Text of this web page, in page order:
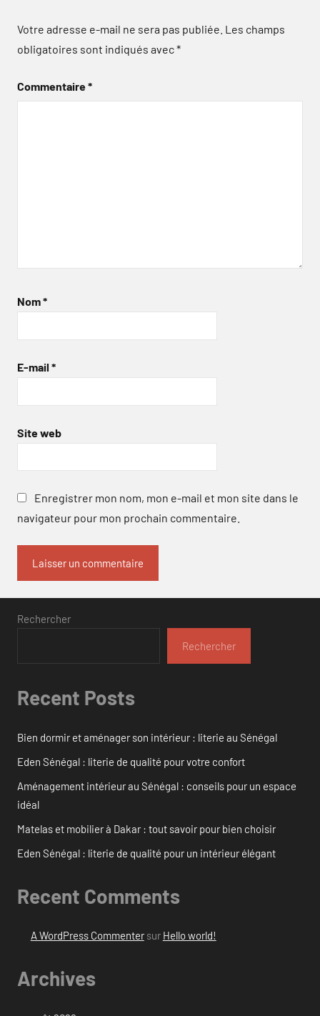
Votre adresse e-mail ne sera pas publiée. Les champs
obligatoires sont indiqués avec*
Commentaire*
Nom*
E-mail *
Site web
Enregistrer mon nom, mon e-mail et mon site dans le
navigateur pour mon prochain commentaire.
Rechercher
Rechercher
Recent Posts
Bien dormir et aménager son intérieur : literie au Sénégal
Eden Sénégal : literie de qualité pour votre confort
Aménagement intérieur au Sénégal : conseils pour un espace
idéal
Matelas et mobilier à Dakar : tout savoir pour bien choisir
Eden Sénégal : literie de qualité pour un intérieur élégant
Recent Comments
A WordPress Commentersur Hello world!
Archives